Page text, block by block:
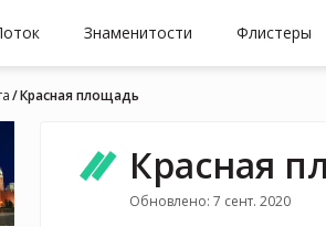
Знаменитости Флистеры
Красная площадь
Красная
Обновлено: 7 сент. 2020